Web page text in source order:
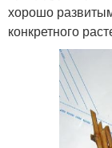
хорошо
конкретного